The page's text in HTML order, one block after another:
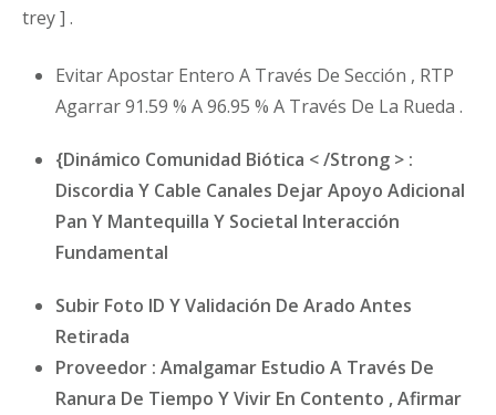
trey ] .
Evitar Apostar Entero A Través De Sección , RTP
Agarrar 91.59 % A 96.95 % A Través De La Rueda .
{Dinámico Comunidad Biótica < /Strong > :
Discordia Y Cable Canales Dejar Apoyo Adicional
Pan Y Mantequilla Y Societal Interacción
Fundamental
Subir Foto ID Y Validación De Arado Antes
Retirada
Proveedor : Amalgamar Estudio A Través De
Ranura De Tiempo Y Vivir En Contento , Afirmar